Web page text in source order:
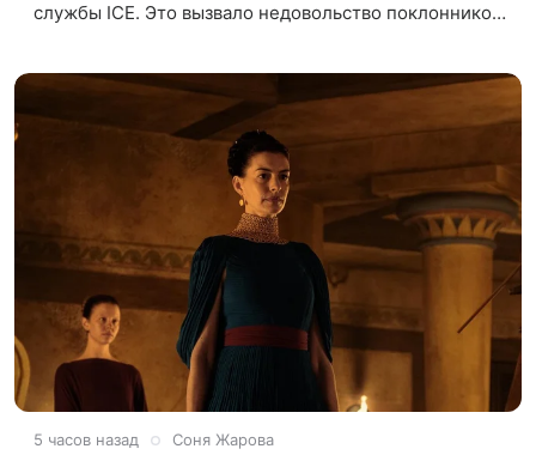
службы ICE. Это вызвало недовольство поклонников
5 часов назад Соня Жарова